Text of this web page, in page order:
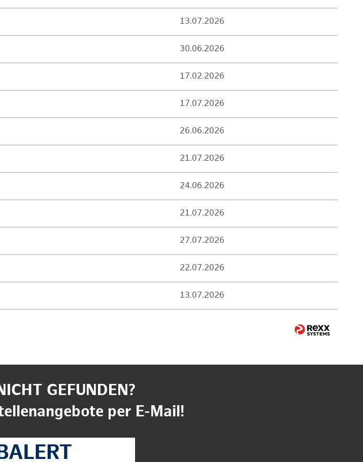
13.07.2026
30.06.2026
17.02.2026
17.07.2026
26.06.2026
21.07.2026
24.06.2026
21.07.2026
27.07.2026
22.07.2026
13.07.2026
GEFUNDEN?
per E-Mail!